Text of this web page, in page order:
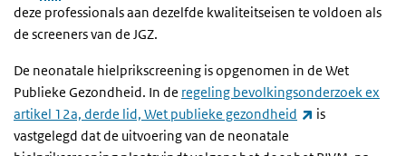
deze professionals aan dezelfde kwaliteitseisen te voldoen als
de screeners van de JGZ.
De neonatale hielprikscreening is opgenomen in de Wet
Publieke Gezondheid. In de regeling bevolkingsonderzoek ex
artikel 12a, derde lid, Wet publieke gezondheid
(externe link)
is
vastgelegd dat de uitvoering van de neonatale